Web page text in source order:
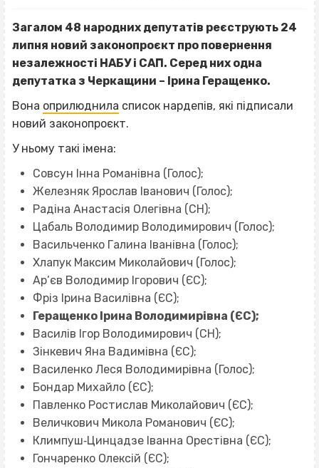
Загалом 48 народних депутатів реєструють 24
липня новий законопроєкт про повернення
незалежності НАБУ і САП. Серед них одна
депутатка з Черкащини – Ірина Геращенко.
Вона оприлюднила список нардепів, які підписали
новий законопроєкт.
У ньому такі імена:
Совсун Інна Романівна (Голос);
Железняк Ярослав Іванович (Голос);
Радіна Анастасія Олегівна (СН);
Цабаль Володимир Володимирович (Голос);
Васильченко Галина Іванівна (Голос);
Хлапук Максим Миколайович (Голос);
Ар’єв Володимир Ігорович (ЄС);
Фріз Ірина Василівна (ЄС);
Геращенко Ірина Володимирівна (ЄС);
Василів Ігор Володимирович (СН);
Зінкевич Яна Вадимівна (ЄС);
Василенко Леся Володимирівна (Голос);
Бондар Михайло (ЄС);
Павленко Ростислав Миколайович (ЄС);
Величкович Микола Романович (ЄС);
Климпуш‐Цинцадзе Іванна Орестівна (ЄС);
Гончаренко Олексій (ЄС);